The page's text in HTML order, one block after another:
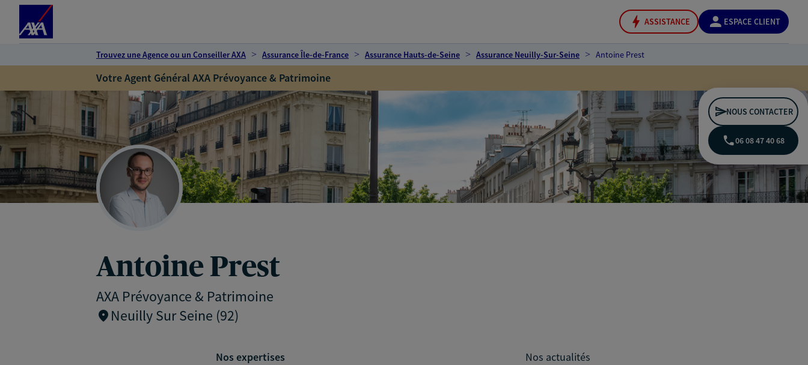
ASSISTANCE ESPACE CLIENT
Trouvez une Agence ou un Conseiller AXA Assurance Île-de-France Assurance Hauts-de-Seine Assurance Neuilly-Sur-Seine Antoine Prest
Votre Agent Général AXA Prévoyance & Patrimoine
Antoine Prest
AXA Prévoyance & Patrimoine
Neuilly Sur Seine (92)
NOUS CONTACTER
06 08 47 40 68
Nos expertises Nos actualités